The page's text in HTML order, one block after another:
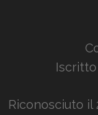
Iscritto
Riconosciuto